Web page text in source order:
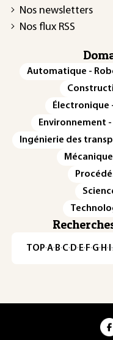
Nos newsletters
Nos flux RSS
Automatique -
Électronique
Environnement
Ingénierie des
Mécanique
TOP·A·B·C· D· E· F·G· H · ·